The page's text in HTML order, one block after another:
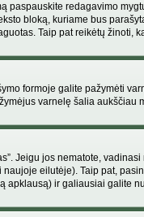
redagavimo
bloką, kuriame bus
Taip pat reikėtų žinoti,
formoje galite pažymėti
varnelę šalia aukščiau
Jeigu jos nematote,
eilutėje). Taip pat,
ir galiausiai galite